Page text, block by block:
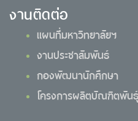
งานติดต่อ
แผนที่มหาวิทยาลัยฯ
งานประชาสัมพันธ์
กองพัฒนานักศึกษา
โครงการผลิตบัณฑิตพัน